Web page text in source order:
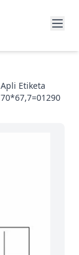
Apli Etiketa
70*67,7=01290